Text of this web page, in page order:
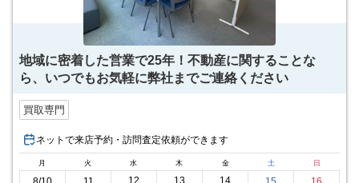
地域に密着した営業で25年！不動産に関することな
ら、いつでもお気軽に弊社までご連絡ください
買取専門
ネットで来店予約・訪問査定依頼ができます
月 火 水 木 金 土 日
12 13 14